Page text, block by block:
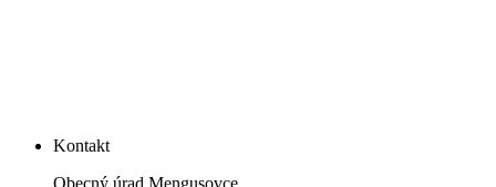
Kontakt
Obecný úrad Mengusovce